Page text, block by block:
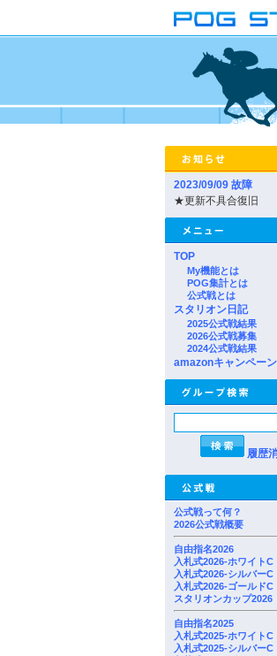
2023/09/09 故障
★更新不具合復旧
TOP
My機能とは
POG集計とは
公式戦とは
スタリオン日記
2025公式戦結果
2026公式戦募集
2024公式戦結果
amazonキャンペーン
履歴
公式戦って何？
2026公式戦概要
自由指名2026
入札式2026-ホワイトC
入札式2026-シルバーC
入札式2026-ゴールドC
スタリオンカップ2026
自由指名2025
入札式2025-ホワイトC
入札式2025-シルバーC